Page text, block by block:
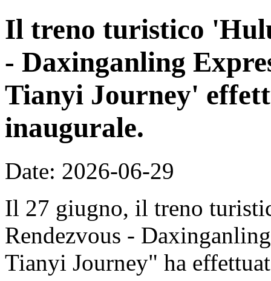
Il treno turistico
- Daxinganling
Tianyi Journey'
inaugurale.
Date: 2026-06-29
Il 27 giugno, il treno
Rendezvous -
Tianyi Journey" ha